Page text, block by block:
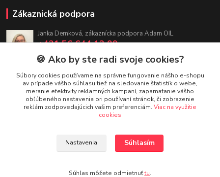
Zákaznická podpora
Janka Demková, zákaznícka podpora Adam OIL
+421 56 644 12 99
(Po-Pia, 7:30-16 hod.)
adamoil.sk@gmail.com
Upravit sběr cookies.
Copyright 2024 - 2024 Adam OIL s.r.o.
🍪 Ako by ste radi svoje cookies?
Súbory cookies používame na správne fungovanie nášho e-shopu
av prípade vášho súhlasu tiež na sledovanie štatistík o webe,
meranie efektivity reklamných kampaní, zapamätanie vášho
obľúbeného nastavenia pri používaní stránok, či zobrazenie
reklám zodpovedajúcich vašim preferenciám. Viac na využitie
cookies
Nastavenia Súhlasím
Súhlas môžete odmietnuťtu.